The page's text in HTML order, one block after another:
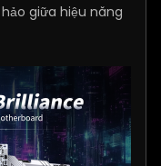
giữa hiệu năng